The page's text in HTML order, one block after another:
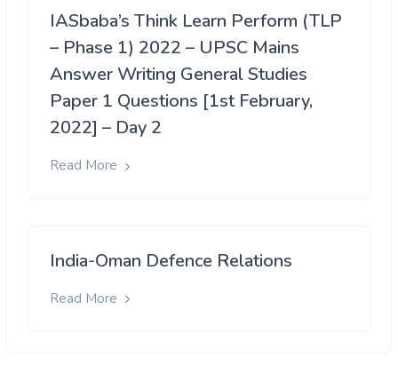
IASbaba’s Think Learn Perform (TLP
– Phase 1) 2022 – UPSC Mains
Answer Writing General Studies
Paper 1 Questions [1st February,
2022] – Day 2
Read More
India-Oman Defence Relations
Read More